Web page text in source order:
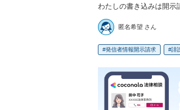
わたしの書き込みは開示
匿名希望 さん
発信者情報開示請求 誹